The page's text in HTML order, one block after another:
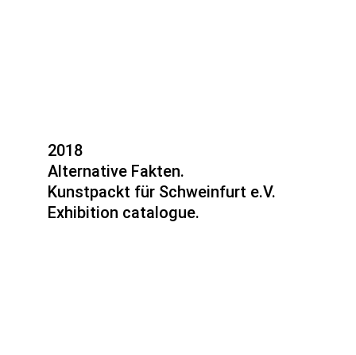
2018
Alternative Fakten.
Kunstpackt für Schweinfurt e.V.
Exhibition catalogue.